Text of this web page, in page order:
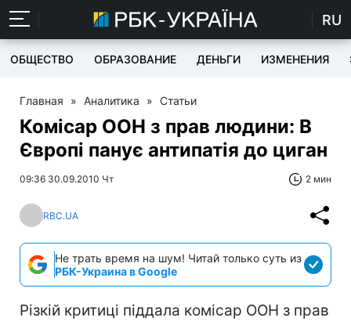
RU
ОБЩЕСТВО ОБРАЗОВАНИЕ ДЕНЬГИ ИЗМЕНЕНИЯ
Главная » Аналитика » Статьи
Комісар ООН з прав людини: В
Європі панує антипатія до циган
09:36 30.09.2010 Чт 2 мин
RBC.UA
Не трать время на шум! Читай только суть из
РБК-Украина в Google
Різкій критиці піддала комісар ООН з прав